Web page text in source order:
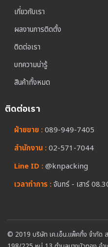
เกี่ยวกับเรา
ผลงานการติดตั้ง
ติดต่อเรา
บทความน่ารู้
สินค้าทั้งหมด
ติดต่อเรา
ฝ่ายขาย :089-949-7405
สำนักงาน :02-571-7044
Line ID :@knpacking
เวลาทำการ :จันทร์ - เสาร์
© 2019 บริษัท เค.เอ็น.แพ็คกิ้ง จำกัด